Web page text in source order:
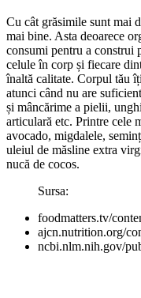
Cu cât grăsimile sunt mai
mai bine. Asta deoarece
consumi pentru a construi
celule în corp și fiecare
înaltă calitate. Corpul tău
atunci când nu are
și mâncărime a pielii,
articulară etc. Printre cele
avocado, migdalele,
uleiul de măsline extra
nucă de cocos.
Sursa:
foodmatters.tv/
ajcn.nutrition.org/
ncbi.nlm.nih.gov/